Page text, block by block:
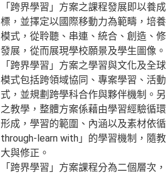
「跨界學習」方案之課程發展即以養
標，並擇定以國際移動力為範疇，培
模式，從聆聽、串連、統合、創造、
發展，從而展現學校願景及學生圖像。
「跨界學習」方案之學習與文化及全
模式包括跨領域協同、專案學習、活
式，並規劃跨學科合作與夥伴機制。
之教學，整體方案係藉由學習經驗循
形成，學習的範圍、內涵以及素材依
through-learn with」的學習機制，隨
大與修正。
「跨界學習」方案課程分為二個層次